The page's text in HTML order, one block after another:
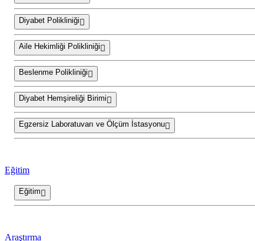
Diyabet Polikliniği
Aile Hekimliği Polikliniği
Beslenme Polikliniği
Diyabet Hemşireliği Birimi
Egzersiz Laboratuvarı ve Ölçüm İstasyonu
Eğitim
Eğitim
Araştırma